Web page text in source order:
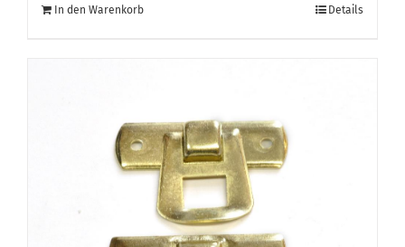
In den Warenkorb Details